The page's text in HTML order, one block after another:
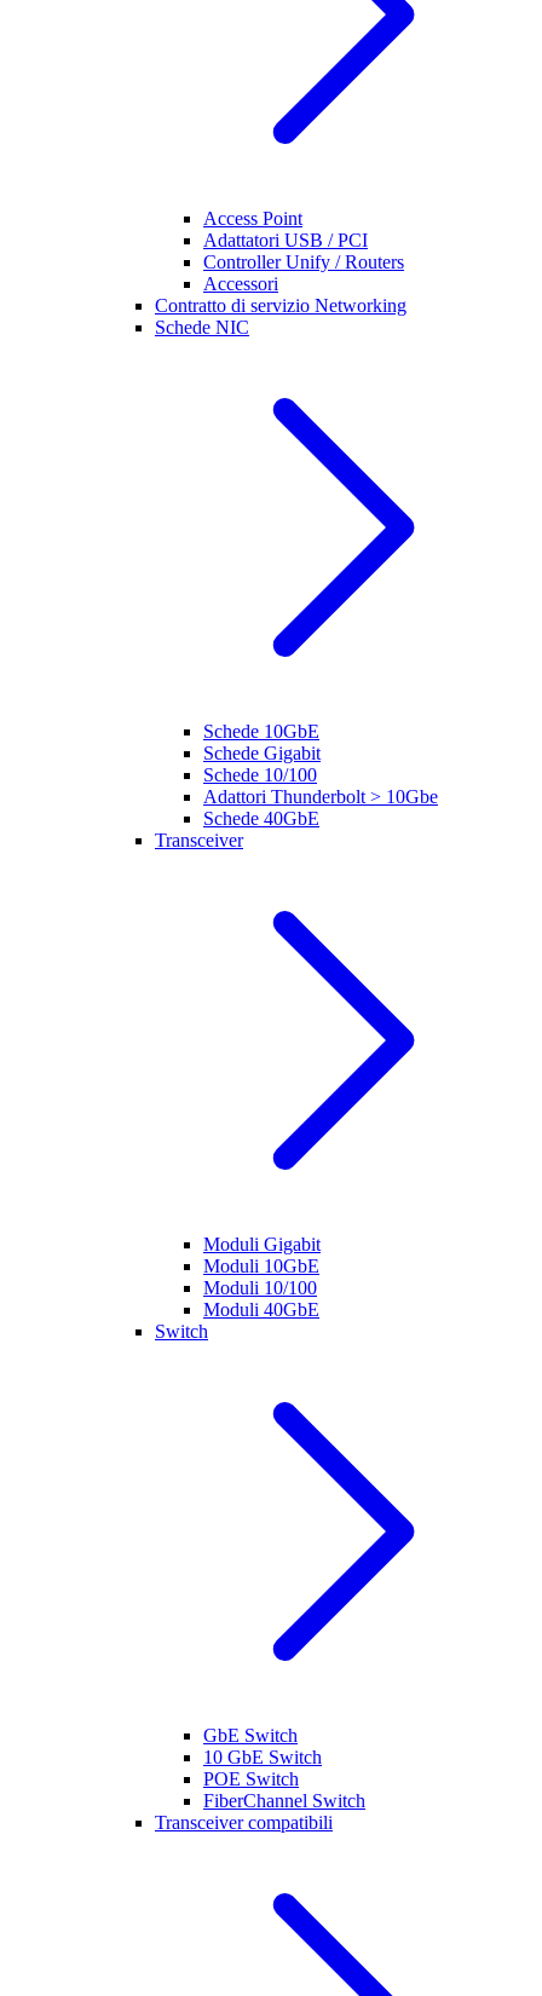
Access Point
Adattatori USB / PCI
Controller Unify / Routers
Accessori
Contratto di servizio Networking
Schede NIC
Schede 10GbE
Schede Gigabit
Schede 10/100
Adattori Thunderbolt > 10Gbe
Schede 40GbE
Transceiver
Moduli Gigabit
Moduli 10GbE
Moduli 10/100
Moduli 40GbE
Switch
GbE Switch
10 GbE Switch
POE Switch
FiberChannel Switch
Transceiver compatibili